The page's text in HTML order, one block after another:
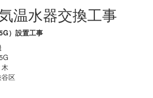
温水器交換工事
）設置工事
区